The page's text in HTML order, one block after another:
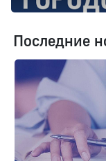
Последние